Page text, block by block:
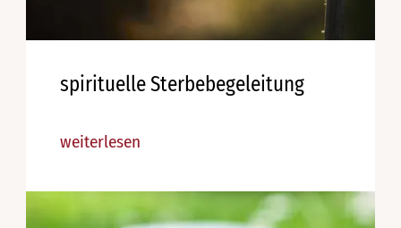
spirituelle Sterbebegeleitung
weiterlesen